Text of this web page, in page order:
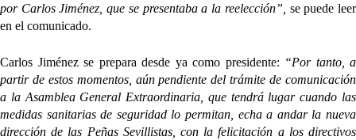
Previa | El Sevilla FC cierra la pretemporada con el
exigente choque ante el Bayer Leverkusen
por Carlos Jiménez, que se presentaba a la reelección”, se puede leer
en el comunicado.
Carlos Jiménez se prepara desde ya como presidente: “Por tanto, a
partir de estos momentos, aún pendiente del trámite de comunicación
a la Asamblea General Extraordinaria, que tendrá lugar cuando las
medidas sanitarias de seguridad lo permitan, echa a andar la nueva
dirección de las Peñas Sevillistas, con la felicitación a los directivos